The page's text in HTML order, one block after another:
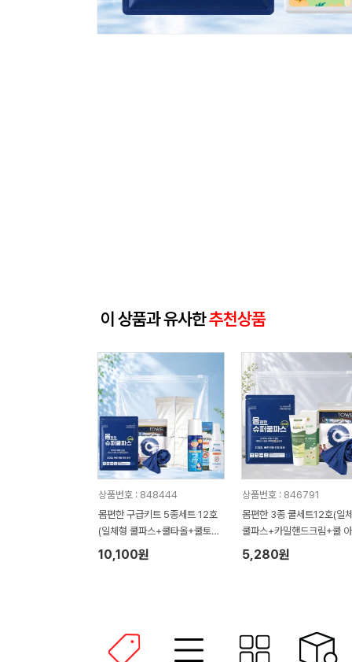
이 상품과 유사한추천상품
상품번호 : 848444
몸편한 구급키트 5종세트 12호
(일체형 쿨파스+쿨타올+쿨토시
+외용소독제 쿨액+모기기피제)
10,100원
상품번호 : 846791
몸편한 3종 쿨세트12호(일
쿨파스+카밀핸드크림+쿨
스타올 수건)
5,280원